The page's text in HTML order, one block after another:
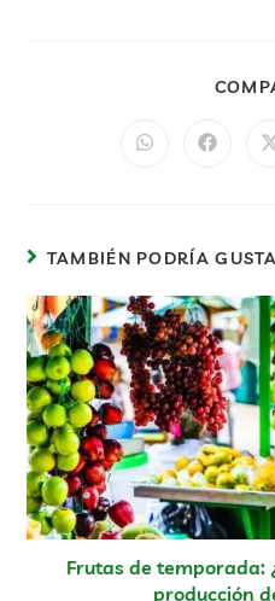
TAMBIÉN PODRÍA
Frutas de temporada:
producción